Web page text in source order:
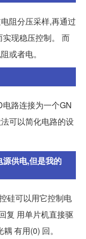
阻分压采样,再通过
现稳压控制。 而
或者电。
路连接为一个GN
可以简化电路的设
供电,但是我的
硅可以用它控制电
复 用单片机直接驱
有用(0) 回。